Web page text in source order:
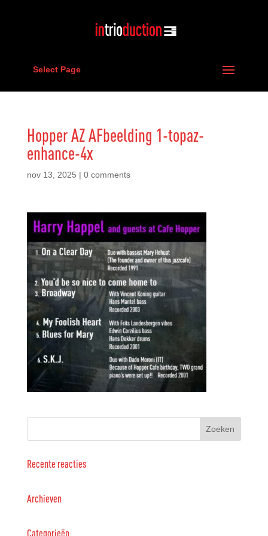
Select Page
Hopper AZ AFbeelding 1-topaz-
enhance-4x
nov 13, 2025 | 0 comments
Recente reacties
Archieven
Categorieën